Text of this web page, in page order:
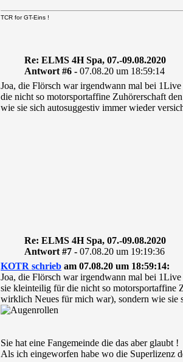
TCR for GT-Eins !
Re: ELMS 4H Spa, 07.-09.08.2020
Antwort #6 - 07.08.20 um 18:59:14
Joa, die Flörsch war irgendwann mal bei
die nicht so motorsportaffine Zuhörerschaft
wie sie sich autosuggestiv immer wieder
Re: ELMS 4H Spa, 07.-09.08.2020
Antwort #7 - 07.08.20 um 19:19:36
KOTR schrieb am 07.08.20 um 18:59:14:
Joa, die Flörsch war irgendwann mal bei
sie kleinteilig für die nicht so motorsportaffine
wirklich Neues für mich war), sondern wie sie
Sie hat eine Fangemeinde die das aber glaubt !
Als ich eingeworfen habe wo die Superlizenz